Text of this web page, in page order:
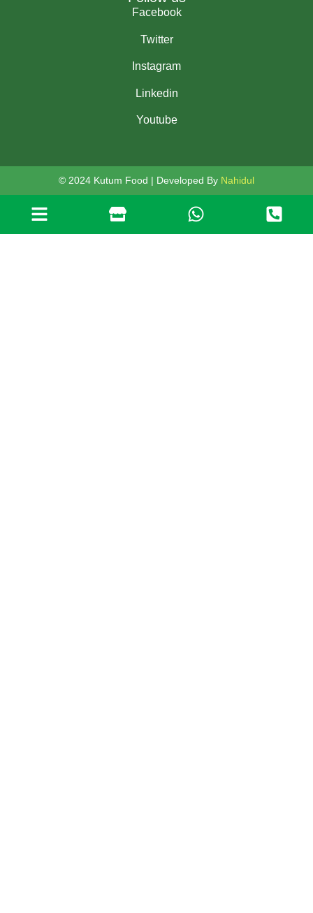
Facebook
Twitter
Instagram
Linkedin
Youtube
© 2024 Kutum Food | Developed By Nahidul